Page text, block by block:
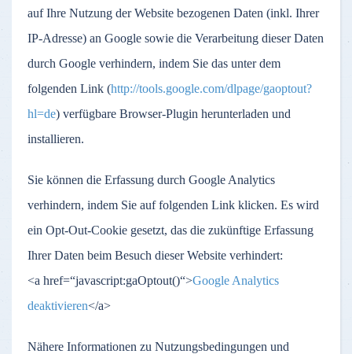
auf Ihre Nutzung der Website bezogenen Daten (inkl. Ihrer
IP-Adresse) an Google sowie die Verarbeitung dieser Daten
durch Google verhindern, indem Sie das unter dem
folgenden Link (http://tools.google.com/dlpage/gaoptout?
hl=de) verfügbare Browser-Plugin herunterladen und
installieren.
Sie können die Erfassung durch Google Analytics
verhindern, indem Sie auf folgenden Link klicken. Es wird
ein Opt-Out-Cookie gesetzt, das die zukünftige Erfassung
Ihrer Daten beim Besuch dieser Website verhindert:
<a href=“javascript:gaOptout()“>Google Analytics
deaktivieren</a>
Nähere Informationen zu Nutzungsbedingungen und